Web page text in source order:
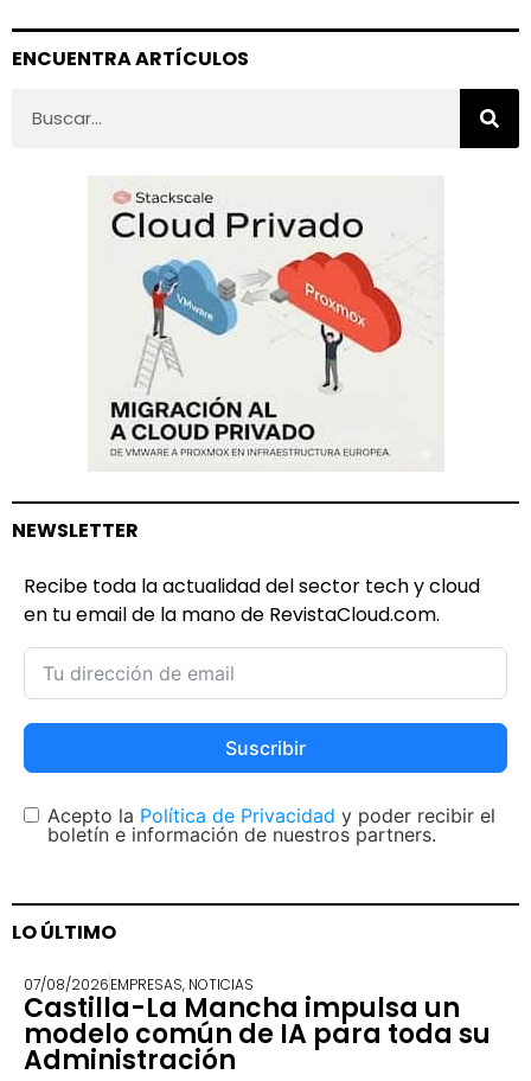
ENCUENTRA ARTÍCULOS
NEWSLETTER
Recibe toda la actualidad del sector tech y cloud
en tu email de la mano de RevistaCloud.com.
Suscribir
Acepto la Política de Privacidad y poder recibir el
boletín e información de nuestros partners.
LO ÚLTIMO
07/08/2026EMPRESAS, NOTICIAS
Castilla-La Mancha impulsa un
modelo común de IA para toda su
Administración